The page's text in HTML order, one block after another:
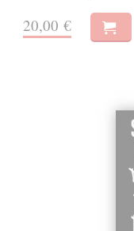
20,00 €